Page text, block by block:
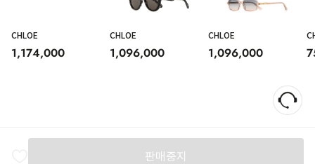
CHLOE
1,174,000
CHLOE
1,096,000
CHLOE
1,096,000
판매중지